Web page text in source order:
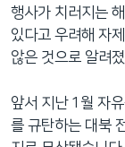
행사가 치러지는
있다고 우려해 자
않은 것으로 알려
앞서 지난 1월 자
를 규탄하는 대북